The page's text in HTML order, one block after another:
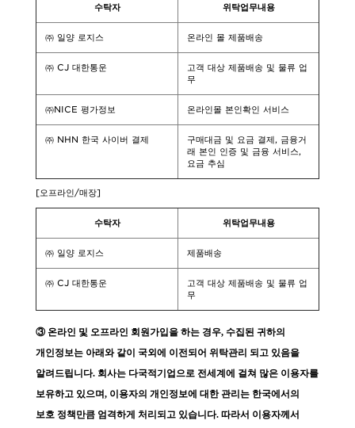
수탁자 위탁업무내용
㈜ 일양 로지스 온라인 몰 제품배송
㈜ CJ 대한통운
고객 대상 제품배송 및 물류 업
무
㈜NICE 평가정보 온라인몰 본인확인 서비스
㈜ NHN 한국 사이버 결제
구매대금 및 요금 결제, 금융거
래 본인 인증 및 금융 서비스,
요금 추심
[오프라인/매장]
수탁자 위탁업무내용
㈜ 일양 로지스 제품배송
㈜ CJ 대한통운
고객 대상 제품배송 및 물류 업
무
③온라인 및 오프라인 회원가입을 하는 경우, 수집된 귀하의
개인정보는 아래와 같이 국외에 이전되어 위탁관리 되고 있음을
알려드립니다. 회사는 다국적기업으로 전세계에 걸쳐 많은 이용자를
보유하고 있으며, 이용자의 개인정보에 대한 관리는 한국에서의
보호 정책만큼 엄격하게 처리되고 있습니다. 따라서 이용자께서